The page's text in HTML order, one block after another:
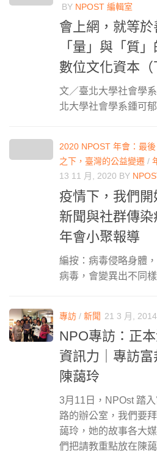
BY NPOST 編輯室
會上網，就等
「量」與「質
數位文化資本（
文／臺北大學社會學
北大學社會學系鍾可
2020 NPOST 年會：最
之下，臺灣的公益變遷 /
13 11 月, 2020 BY
疫情下，我們
新聞與社群傳
年會小聚報導
編按：病毒侵略身體
病毒，會變異出不同
專訪 / 新聞 21 3 月, 2014
NPO專訪：正
資訊力｜專訪
陳藹玲
3月11日，NPOst 踏
路的辦公室，我們要
藹玲，她的故事各大
們把請教重點放在陳